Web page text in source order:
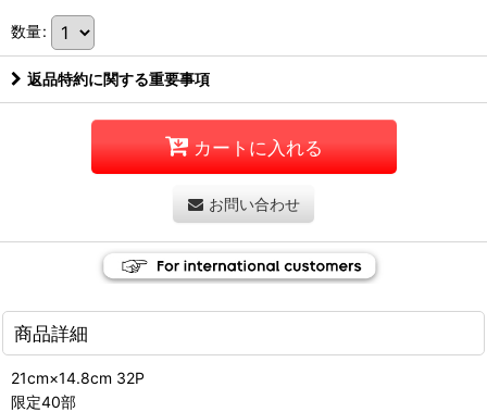
数量:
返品特約に関する重要事項
カートに入れる
お問い合わせ
商品詳細
21cm×14.8cm 32P
限定40部